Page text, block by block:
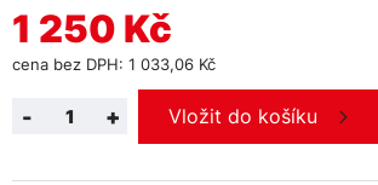
1 250 Kč
cena bez DPH: 1 033,06 Kč
+
- Vložit do košíku